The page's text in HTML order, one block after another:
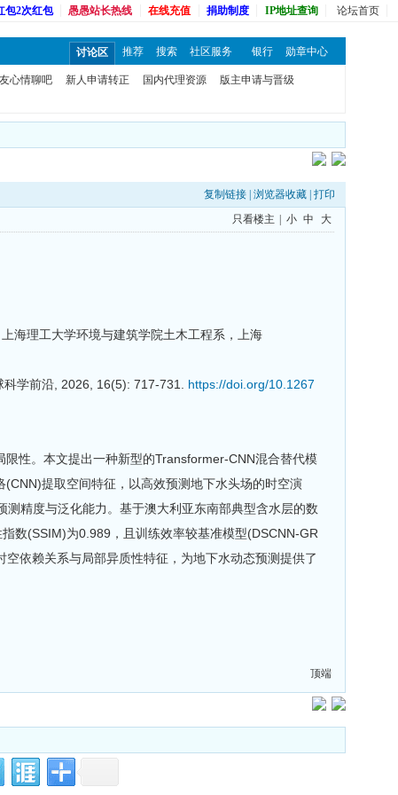
包2次红包 愚愚站长热线 在线充值 捐助制度 IP地址查询 论坛首页
讨论区 推荐 搜索 社区服务 银行 勋章中心
心情聊吧 新人申请转正 国内代理资源
版主申请与晋级
复制链接| 浏览器收藏| 打印
只看楼主 小 中 大
海理工大学环境与建筑学院土木工程系，上海
学前沿, 2026, 16(5): 717-731. https://doi.org/10.1267
性。本文提出一种新型的Transformer-CNN混合替代模
提取空间特征，以高效预测地下水头场的时空演
精度与泛化能力。基于澳大利亚东南部典型含水层的数
数(SSIM)为0.989，且训练效率较基准模型(DSCNN-GR
依赖关系与局部异质性特征，为地下水动态预测提供了
顶端